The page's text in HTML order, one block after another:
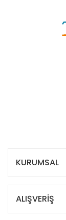
KURUMSAL
ALIŞVERİŞ